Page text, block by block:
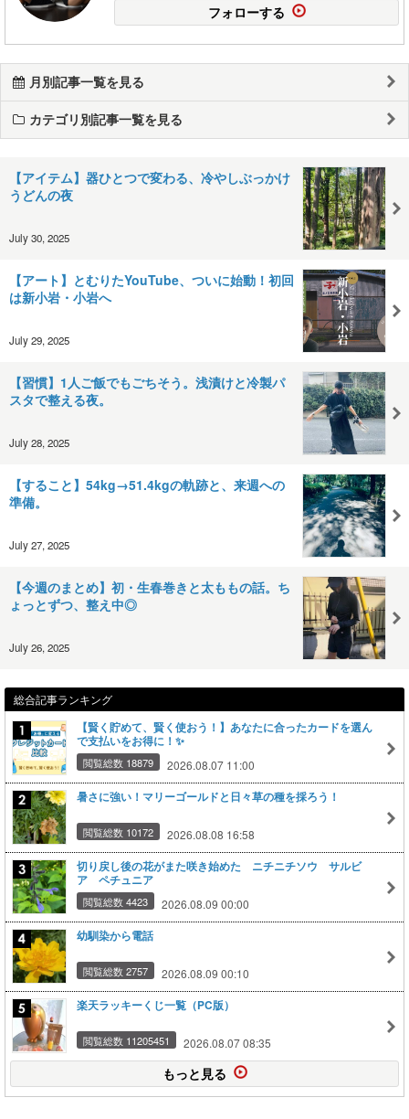
フォローする
月別記事一覧を見る
カテゴリ別記事一覧を見る
【アイテム】器ひとつで変わる、冷やしぶっかけ
うどんの夜
July 30, 2025
【アート】とむりたYouTube、ついに始動！初回
は新小岩・小岩へ
July 29, 2025
【習慣】1人ご飯でもごちそう。浅漬けと冷製パ
スタで整える夜。
July 28, 2025
【すること】54kg→51.4kgの軌跡と、来週への
準備。
July 27, 2025
【今週のまとめ】初・生春巻きと太ももの話。ち
ょっとずつ、整え中◎
July 26, 2025
総合記事ランキング
【賢く貯めて、賢く使おう！】あなたに合ったカードを選ん
で支払いをお得に！✨
閲覧総数 18879 2026.08.07 11:00
暑さに強い！マリーゴールドと日々草の種を採ろう！
閲覧総数 10172 2026.08.08 16:58
切り戻し後の花がまた咲き始めた ニチニチソウ サルビ
ア ペチュニア
閲覧総数 4423 2026.08.09 00:00
幼馴染から電話
閲覧総数 2757 2026.08.09 00:10
楽天ラッキーくじ一覧（PC版）
閲覧総数 11205451 2026.08.07 08:35
もっと見る